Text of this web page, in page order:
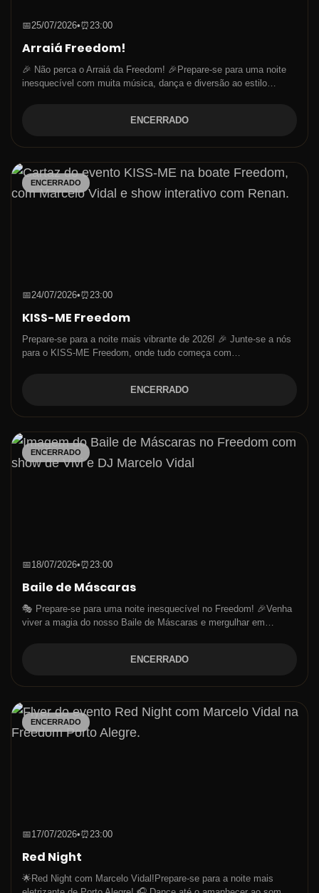
📅25/07/2026•⏰23:00
Arraiá Freedom!
🎉 Não perca o Arraiá da Freedom! 🎉Prepare-se para uma noite
inesquecível com muita música, dança e diversão ao estilo…
ENCERRADO
ENCERRADO
📅24/07/2026•⏰23:00
KISS-ME Freedom
Prepare-se para a noite mais vibrante de 2026! 🎉 Junte-se a nós
para o KISS-ME Freedom, onde tudo começa com…
ENCERRADO
ENCERRADO
📅18/07/2026•⏰23:00
Baile de Máscaras
🎭 Prepare-se para uma noite inesquecível no Freedom! 🎉Venha
viver a magia do nosso Baile de Máscaras e mergulhar em…
ENCERRADO
ENCERRADO
📅17/07/2026•⏰23:00
Red Night
🌟Red Night com Marcelo Vidal!Prepare-se para a noite mais